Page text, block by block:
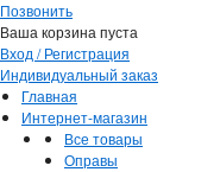
Позвонить
Ваша корзина пуста
Вход / Регистрация
Индивидуальный заказ
Главная
Интернет-магазин
Все товары
Оправы